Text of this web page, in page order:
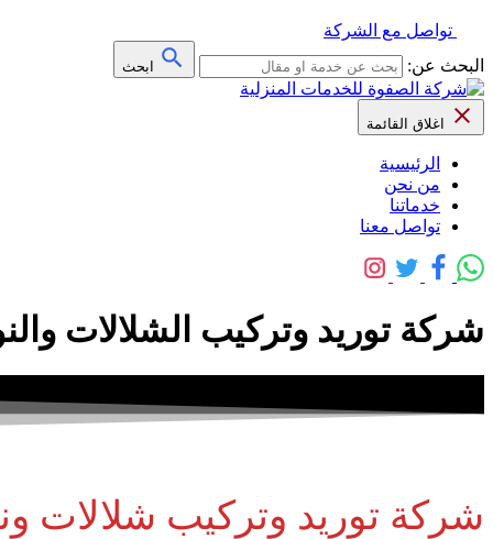
تواصل مع الشركة
البحث عن:
ابحث
اغلاق القائمة
الرئيسية
من نحن
خدماتنا
تواصل معنا
شركة توريد وتركيب الشلالات
شركة توريد وتركيب شلالات